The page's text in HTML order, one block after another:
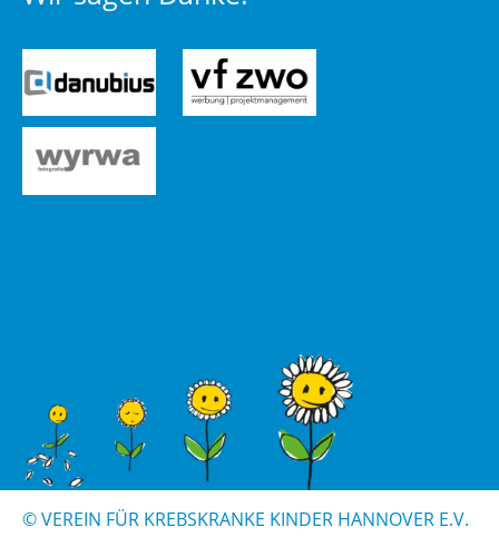
© VER­EIN FÜR KREBS­KRAN­KE KIN­DER HAN­NO­VER E.V.